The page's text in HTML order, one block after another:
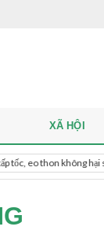
không hại sức khỏe
XÃ HỘI